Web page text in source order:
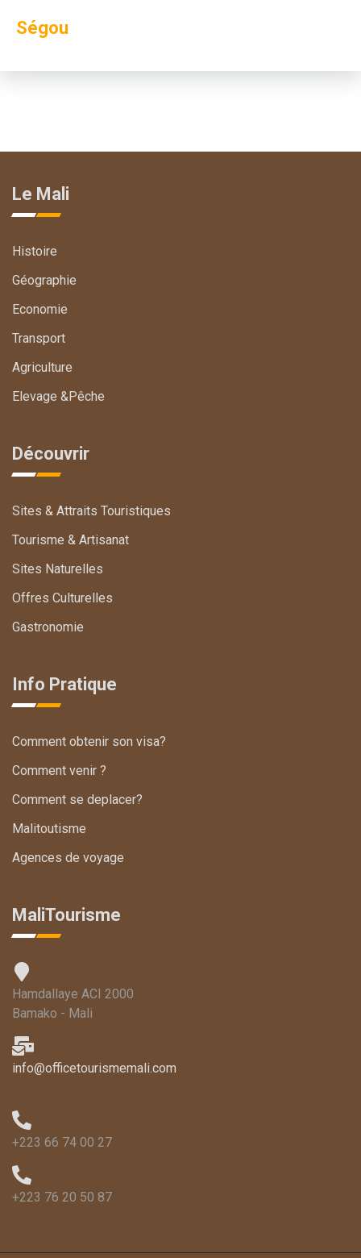
Ségou
Le Mali
Histoire
Géographie
Economie
Transport
Agriculture
Elevage &Pêche
Découvrir
Sites & Attraits Touristiques
Tourisme & Artisanat
Sites Naturelles
Offres Culturelles
Gastronomie
Info Pratique
Comment obtenir son visa?
Comment venir ?
Comment se deplacer?
Malitoutisme
Agences de voyage
MaliTourisme
Hamdallaye ACI 2000
Bamako - Mali
info@officetourismemali.com
+223 66 74 00 27
+223 76 20 50 87